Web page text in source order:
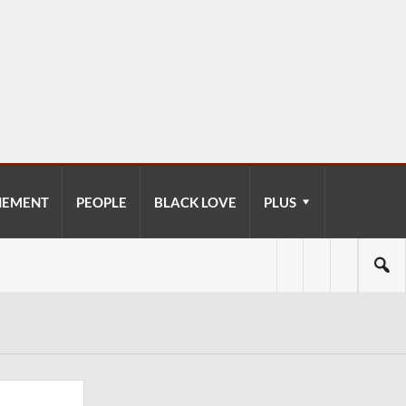
PEOPLE BLACK LOVE PLUS